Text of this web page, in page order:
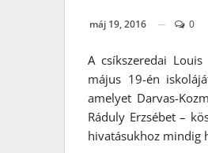
máj 19, 2016 0
A csíkszeredai
május 19-én
amelyet Darvas-
Ráduly Erzsébet –
hivatásukhoz mindig